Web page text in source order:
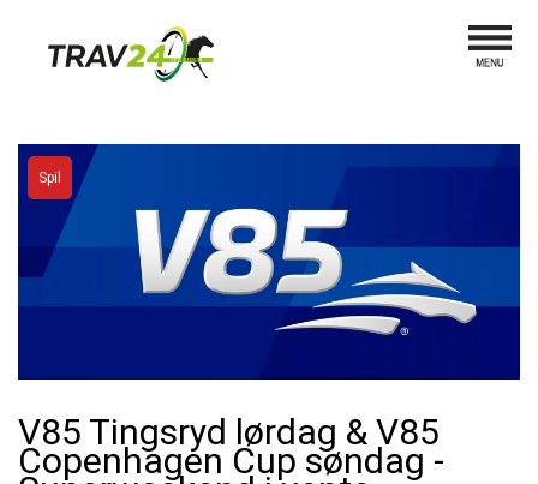
Spil
V85 Tingsryd lørdag & V85
Copenhagen Cup søndag -